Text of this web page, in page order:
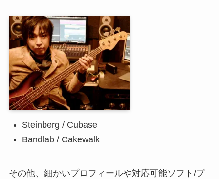
Steinberg / Cubase
Bandlab / Cakewalk
その他、細かいプロフィールや対応可能ソフト/プ